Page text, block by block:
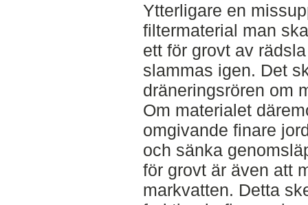
Ytterligare en
filtermaterial man
ett för grovt av
slammas igen. Det
dräneringsrören om
Om materialet
omgivande finare
och sänka
för grovt är även att
markvatten. Detta